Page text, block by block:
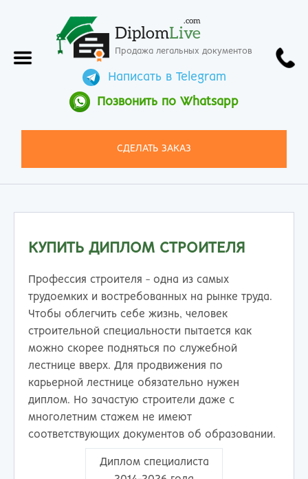
DiplomLive
.com
Продажа легальных документов
Написать в Telegram
Позвонить по Whatsapp
СДЕЛАТЬ ЗАКАЗ
КУПИТЬ ДИПЛОМ СТРОИТЕЛЯ
Профессия строителя - одна из самых
трудоемких и востребованных на рынке труда.
Чтобы облегчить себе жизнь, человек
строительной специальности пытается как
можно скорее подняться по служебной
лестнице вверх. Для продвижения по
карьерной лестнице обязательно нужен
диплом. Но зачастую строители даже с
многолетним стажем не имеют
соответствующих документов об образовании.
Диплом специалиста